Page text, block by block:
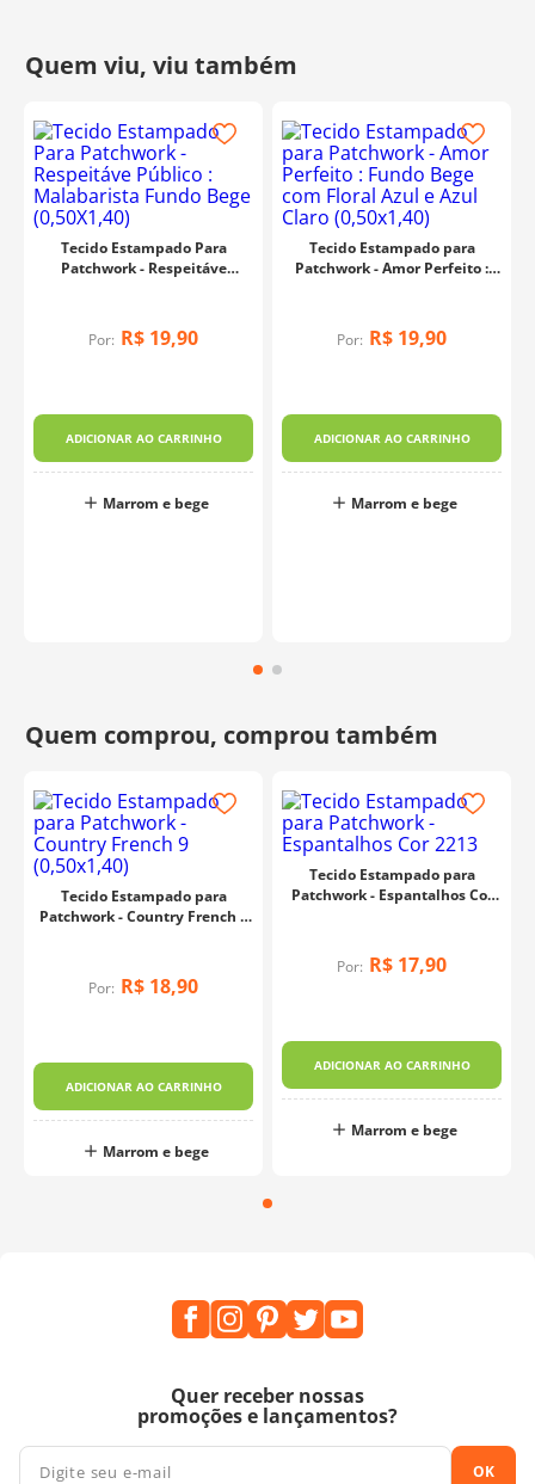
Tecido Estampado Para
Patchwork - Respeitáve
Por: R$ 19,90
ADICIONAR AO CARRINHO
Marrom e bege
Tecido Estampado para
Patchwork - Amor Perfeito :
Por: R$ 19,90
ADICIONAR AO CARRINHO
Marrom e bege
Tecido Estampado para
Patchwork - Country French 9
Por: R$ 18,90
ADICIONAR AO CARRINHO
Marrom e bege
Tecido Estampado para
Patchwork - Espantalhos Cor
Por: R$ 17,90
ADICIONAR AO CARRINHO
Marrom e bege
Quer receber nossas
promoções e lançamentos?
OK